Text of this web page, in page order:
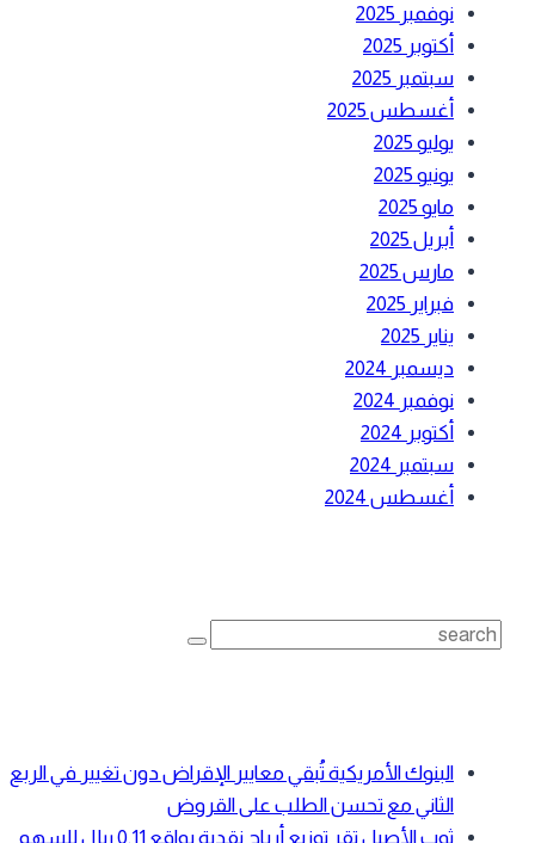
نوفمبر 2025
أكتوبر 2025
سبتمبر 2025
أغسطس 2025
يوليو 2025
يونيو 2025
مايو 2025
أبريل 2025
مارس 2025
فبراير 2025
يناير 2025
ديسمبر 2024
نوفمبر 2024
أكتوبر 2024
سبتمبر 2024
أغسطس 2024
Search
البنوك الأمريكية تُبقي معايير الإقراض دون تغيير في الربع
الثاني مع تحسن الطلب على القروض
ثوب الأصيل تقر توزيع أرباح نقدية بواقع 0.11 ريال للسهم